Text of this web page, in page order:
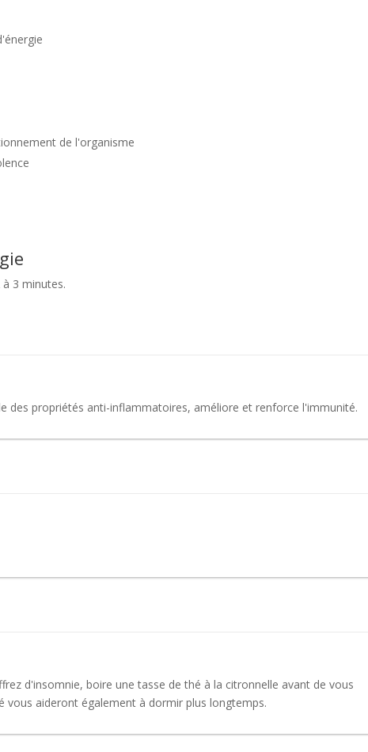
de l'organisme
3 minutes.
des propriétés anti-inflammatoires, améliore et renforce l'immunité.
d'insomnie, boire une tasse de thé à la citronnelle avant de vous
vous aideront également à dormir plus longtemps.